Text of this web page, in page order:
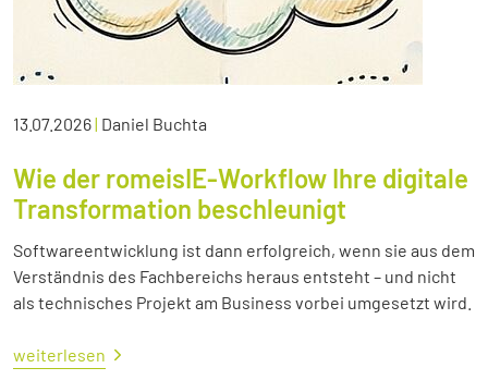
13.07.2026| Daniel Buchta
Wie der romeisIE-Workflow Ihre digitale
Transformation beschleunigt
Softwareentwicklung ist dann erfolgreich, wenn sie aus dem
Verständnis des Fachbereichs heraus entsteht – und nicht
als technisches Projekt am Business vorbei umgesetzt wird.
weiterlesen